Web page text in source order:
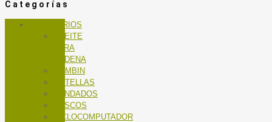
Categorías
ACCESORIOS
ACEITE
PARA
CADENA
BOMBIN
BOTELLAS
CANDADOS
CASCOS
CICLOCOMPUTADOR